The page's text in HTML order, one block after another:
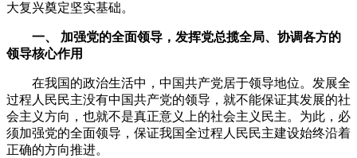
大复兴奠定坚实基础。
一、 加强党的全面领导，发挥党总揽全局、协调各方的
领导核心作用
在我国的政治生活中，中国共产党居于领导地位。发展全
过程人民民主没有中国共产党的领导，就不能保证其发展的社
会主义方向，也就不是真正意义上的社会主义民主。为此，必
须加强党的全面领导，保证我国全过程人民民主建设始终沿着
正确的方向推进。